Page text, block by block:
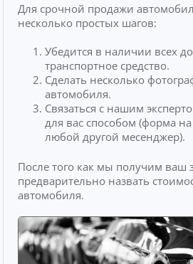
Для срочной продажи
несколько простых шагов:
Убедится в наличии всех
транспортное средство.
Сделать несколько
автомобиля.
Связаться с нашим
для вас способом (форма
любой другой месенджер).
После того как мы получим ваш
предварительно назвать
автомобиля.